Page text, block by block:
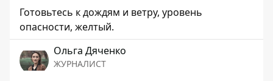
Готовьтесь к дождям и ветру, уровень
опасности, желтый.
Ольга Дяченко
ЖУРНАЛИСТ